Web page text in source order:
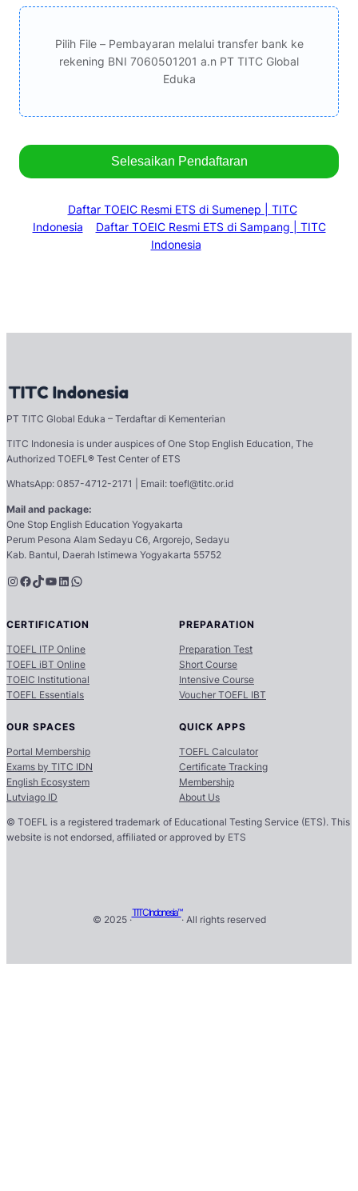
Pilih File – Pembayaran melalui transfer bank ke
rekening BNI 7060501201 a.n PT TITC Global
Eduka
Selesaikan Pendaftaran
Daftar TOEIC Resmi ETS di Sumenep | TITC
Indonesia
Daftar TOEIC Resmi ETS di Sampang | TITC
Indonesia
PT TITC Global Eduka – Terdaftar di Kementerian
TITC Indonesia is under auspices of One Stop English Education, The
Authorized TOEFL® Test Center of ETS
WhatsApp: 0857-4712-2171 | Email: toefl@titc.or.id
Mail and package:
One Stop English Education Yogyakarta
Perum Pesona Alam Sedayu C6, Argorejo, Sedayu
Kab. Bantul, Daerah Istimewa Yogyakarta 55752
Instagram Facebook TikTok YouTube LinkedIn WhatsApp
CERTIFICATION
TOEFL ITP Online
TOEFL iBT Online
TOEIC Institutional
TOEFL Essentials
PREPARATION
Preparation Test
Short Course
Intensive Course
Voucher TOEFL IBT
OUR SPACES
Portal Membership
Exams by TITC IDN
English Ecosystem
Lutviago ID
QUICK APPS
TOEFL Calculator
Certificate Tracking
Membership
About Us
© TOEFL is a registered trademark of Educational Testing Service (ETS). This
website is not endorsed, affiliated or approved by ETS
© 2025 ·
TITC Indonesia™
· All rights reserved